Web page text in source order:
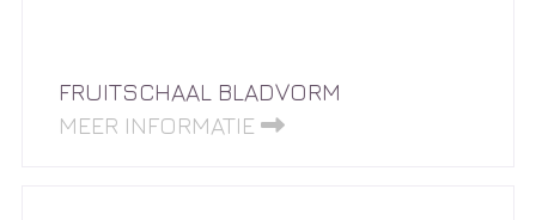
FRUITSCHAAL BLADVORM
MEER INFORMATIE